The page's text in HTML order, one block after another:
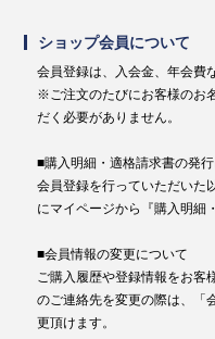
ショップ会員について
会員登録は、入会金、年会費
※ご注文のたびにお客様のお
だく必要がありません。
■購入明細・適格請求書の発
会員登録を行っていただいた
にマイページから『購入明細
■会員情報の変更について
ご購入履歴や登録情報をお客
のご連絡先を変更の際は、「
更頂けます。